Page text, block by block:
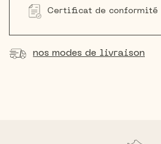
Certificat de conformité
nos modes de livraison